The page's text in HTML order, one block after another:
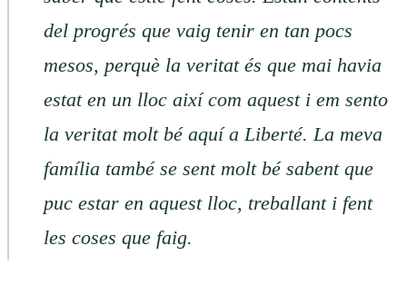
del progrés que vaig tenir en tan pocs
mesos, perquè la veritat és que mai havia
estat en un lloc així com aquest i em sento
la veritat molt bé aquí a Liberté. La meva
família també se sent molt bé sabent que
puc estar en aquest lloc, treballant i fent
les coses que faig.